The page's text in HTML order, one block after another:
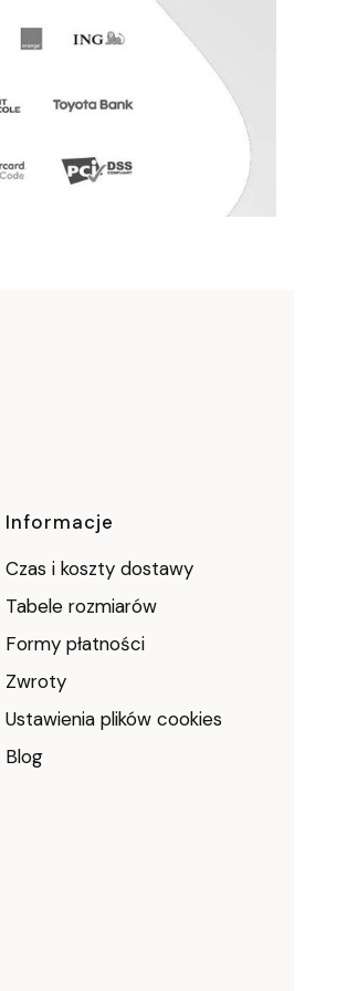
Informacje
Czas i koszty dostawy
Tabele rozmiarów
Formy płatności
Zwroty
Ustawienia plików cookies
Blog